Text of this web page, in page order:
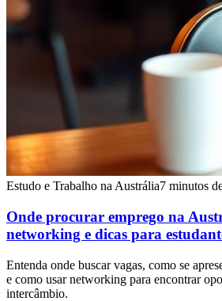
Estudo e Trabalho na Austrália7 minutos
Onde procurar emprego na
networking e dicas para
Entenda onde buscar vagas, como se
e como usar networking para encontrar
intercâmbio.